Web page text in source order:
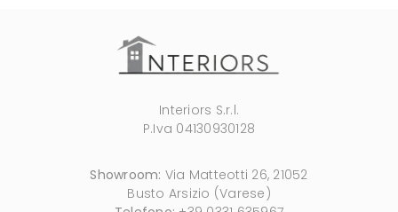
Interiors S.r.l.
P.Iva 04130930128
Showroom: Via Matteotti 26, 21052
Busto Arsizio (Varese)